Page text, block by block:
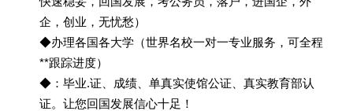
企，创业，无忧愁）
◆办理各国各大学（世界名校一对一专业服务，可全程
**跟踪进度）
◆：毕业.证、成绩、单真实使馆公证、真实教育部认
证。让您回国发展信心十足！